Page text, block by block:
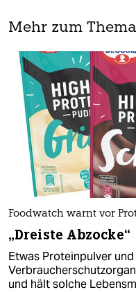
Mehr zum Thema
Foodwatch warnt vor
„Dreiste Abzocke“
Etwas Proteinpulver
und hält solche